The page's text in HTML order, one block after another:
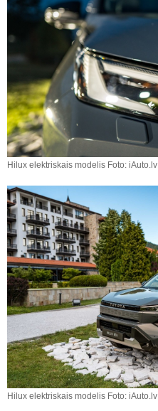
Hilux elektriskais modelis Foto: iAuto.lv
Hilux elektriskais modelis Foto: iAuto.lv